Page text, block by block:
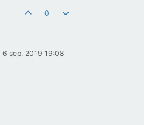
0
6 sep. 2019 19:08